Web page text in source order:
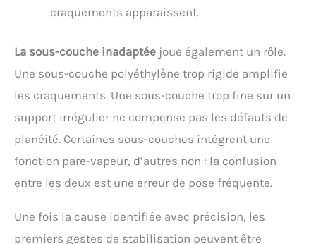
craquements apparaissent.
La sous-couche inadaptée joue également un rôle.
Une sous-couche polyéthylène trop rigide amplifie
les craquements. Une sous-couche trop fine sur un
support irrégulier ne compense pas les défauts de
planéité. Certaines sous-couches intègrent une
fonction pare-vapeur, d’autres non : la confusion
entre les deux est une erreur de pose fréquente.
Une fois la cause identifiée avec précision, les
premiers gestes de stabilisation peuvent être